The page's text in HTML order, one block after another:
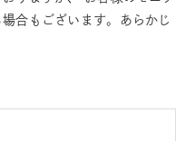
合もございます。あらかじ